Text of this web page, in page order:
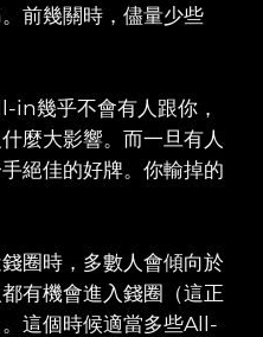
前幾關時，儘量少些
in幾乎不會有人跟你，
麼大影響。而一旦有人
絕佳的好牌。你輸掉的
圈時，多數人會傾向於
有機會進入錢圈（這正
這個時候適當多些All-